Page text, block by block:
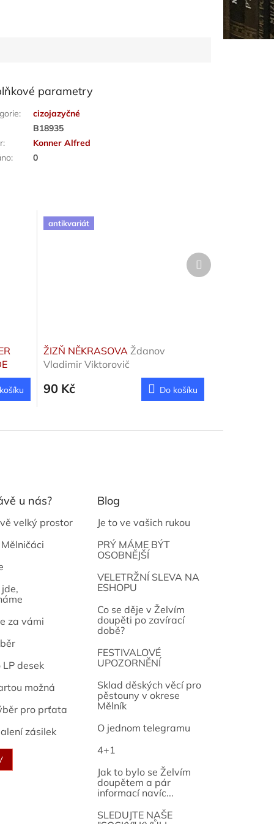
parametry
:
cizojazyčné
B18935
:
Konner Alfred
: 0
antikvariát
ŽIZŇ NĚKRASOVA Ždanov
Vladimir Viktorovič
90 Kč Do košíku
Další
produkt
u nás?
velký prostor
za vámi
desek
možná
pro prťata
zásilek
Blog
Je to ve vašich rukou
PRÝ MÁME BÝT
OSOBNĚJŠÍ
VELETRŽNÍ SLEVA NA
ESHOPU
Co se děje v Želvím
doupěti po zavírací
době?
FESTIVALOVÉ
UPOZORNĚNÍ
Sklad děských věcí pro
pěstouny v okrese
Mělník
O jednom telegramu
4+1
Jak to bylo se Želvím
doupětem a pár
informací navíc...
SLEDUJTE NAŠE